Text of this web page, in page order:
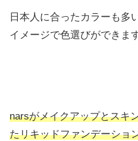
日本人に合ったカラーも多
イメージで色選びができま
narsがメイクアップとスキ
たリキッドファンデーショ